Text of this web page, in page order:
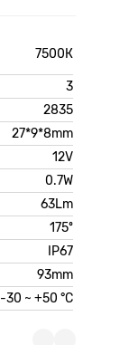
7500К
3
2835
27*9*8mm
12V
0.7W
63Lm
175º
IP67
93mm
-30 ~ +50 °C